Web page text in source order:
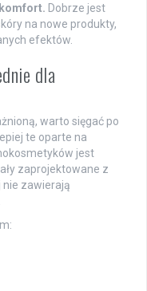
Dobrze jest
na nowe produkty,
efektów.
dla
warto sięgać po
te oparte na
jest
zaprojektowane z
zawierają